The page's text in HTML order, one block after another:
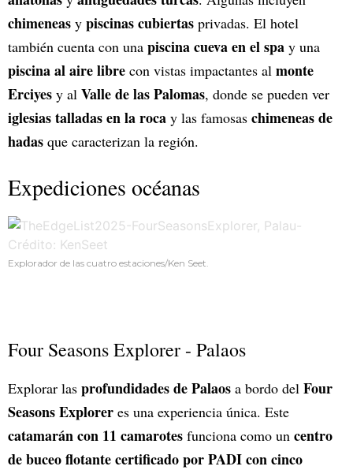
chimeneas y piscinas cubiertas privadas. El hotel
también cuenta con una piscina cueva en el spa y una
piscina al aire libre con vistas impactantes al monte
Erciyes y al Valle de las Palomas, donde se pueden ver
iglesias talladas en la roca y las famosas chimeneas de
hadas que caracterizan la región.
Expediciones océanas
Explorador de las cuatro estaciones/Ken Seet.
Four Seasons Explorer - Palaos
Explorar las profundidades de Palaos a bordo del Four
Seasons Explorer es una experiencia única. Este
catamarán con 11 camarotes funciona como un centro
de buceo flotante certificado por PADI con cinco